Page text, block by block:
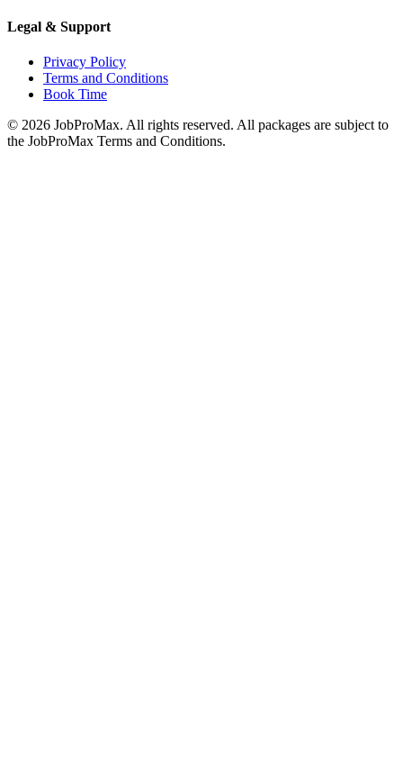
Legal & Support
Privacy Policy
Terms and Conditions
Book Time
© 2026 JobProMax. All rights reserved. All packages are subject to
the JobProMax Terms and Conditions.